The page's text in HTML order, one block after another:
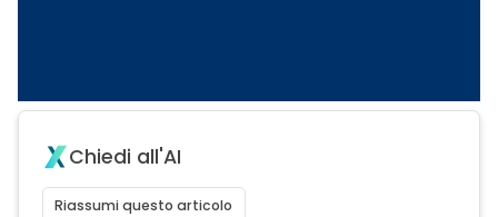
Chiedi all'AI
Riassumi questo articolo